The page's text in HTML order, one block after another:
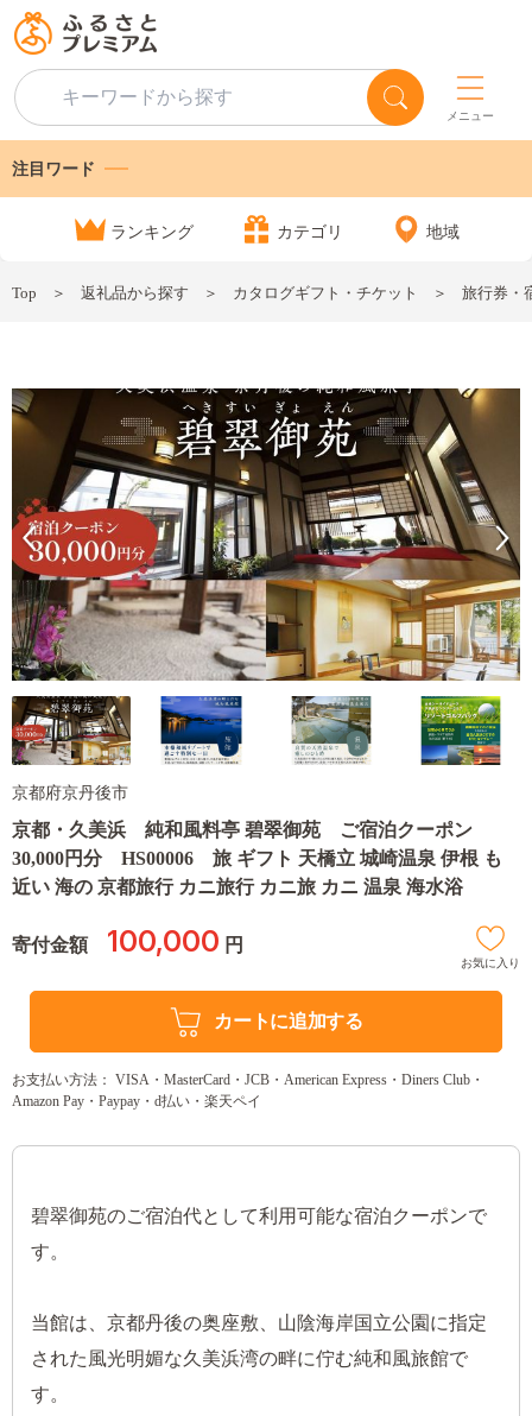
メニュー
注目ワード
ランキング カテゴリ 地域
Top 返礼品から探す カタログギフト・チケット 旅行券・
京都府京丹後市
京都・久美浜 純和風料亭 碧翠御苑 ご宿泊クーポン
30,000円分 HS00006 旅 ギフト 天橋立 城崎温泉 伊根 も
近い 海の 京都旅行 カニ旅行 カニ旅 カニ 温泉 海水浴
寄付金額 100,000 円
お気に入り
カートに追加する
お支払い方法： VISA・MasterCard・JCB・American Express・Diners Club・
Amazon Pay・Paypay・d払い・楽天ペイ
碧翠御苑のご宿泊代として利用可能な宿泊クーポンで
す。
当館は、京都丹後の奥座敷、山陰海岸国立公園に指定
された風光明媚な久美浜湾の畔に佇む純和風旅館で
す。